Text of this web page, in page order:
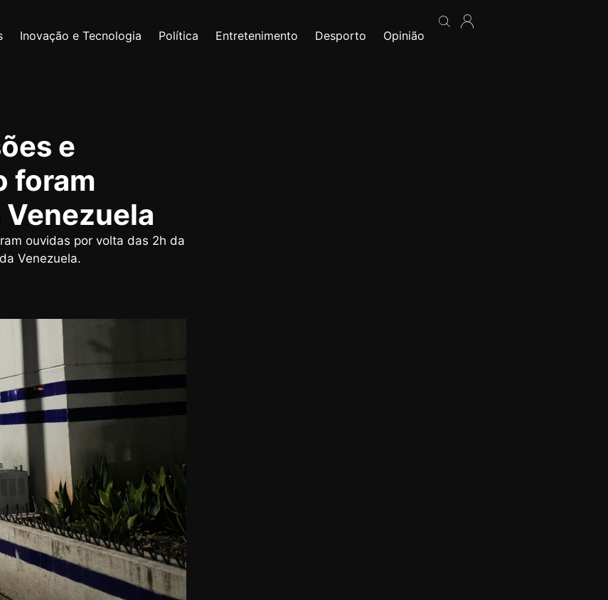
Inovação e Tecnologia Política Entretenimento Desporto Opinião
e
foram
ouvidas por volta das 2h da
Venezuela.